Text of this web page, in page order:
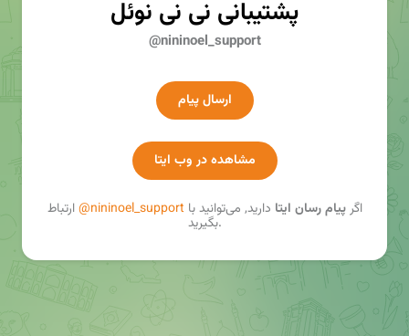
پشتیبانی نی نی نوئل
@nininoel_support
ارسال پیام
مشاهده در وب ایتا
اگرپیام رسان ایتا دارید, می‌توانید با @nininoel_supportارتباط
بگیرید.